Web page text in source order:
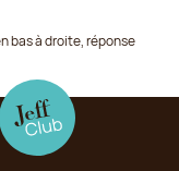
bas à droite, réponse